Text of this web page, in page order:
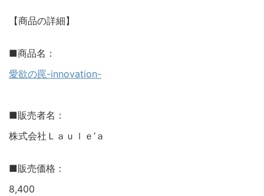
【商品の詳細】
■商品名：
愛欲の罠-innovation-
■販売者名：
株式会社Ｌａｕｌｅ’ａ
■販売価格：
8,400